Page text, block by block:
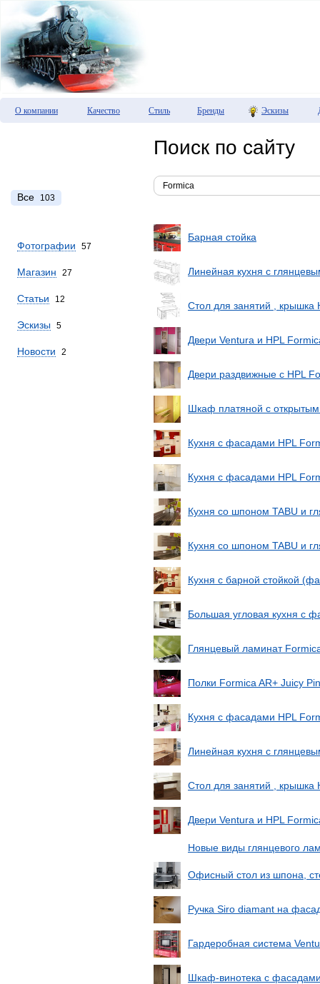
О компании Качество Стиль Бренды Эскизы
Все 103
Фотографии 57
Магазин 27
Статьи 12
Эскизы 5
Новости 2
Поиск по сайту
Барная стойка
Линейная кухня с
Стол для занятий , крышка
Двери Ventura и HPL
Двери раздвижные с HPL
Шкаф платяной с
Кухня с фасадами HPL
Кухня с фасадами HPL
Кухня со шпоном TABU и
Кухня со шпоном TABU и
Кухня с барной стойкой
Большая угловая кухня с
Глянцевый ламинат
Полки Formica AR+ Juicy
Кухня с фасадами HPL
Линейная кухня с
Стол для занятий , крышка
Двери Ventura и HPL
Новые виды глянцевого
Офисный стол из шпона,
Ручка Siro diamant на
Гардеробная система
Шкаф-винотека с